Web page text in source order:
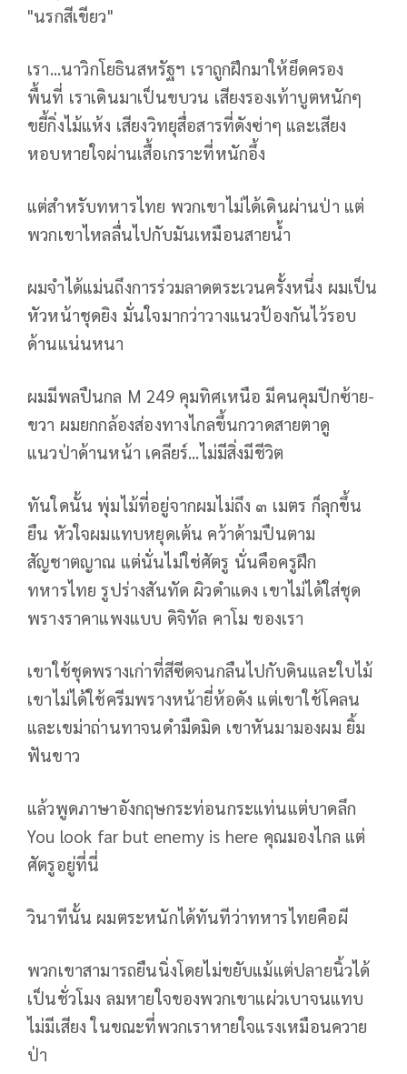
"นรกสีเขียว"
เรา...นาวิกโยธินสหรัฐฯ เราถูกฝึกมาให้ยึดครอง
พื้นที่ เราเดินมาเป็นขบวน เสียงรองเท้าบูตหนักๆ
ขยี้กิ่งไม้แห้ง เสียงวิทยุสื่อสารที่ดังซ่าๆ และเสียง
หอบหายใจผ่านเสื้อเกราะที่หนักอึ้ง
แต่สำหรับทหารไทย พวกเขาไม่ได้เดินผ่านป่า แต่
พวกเขาไหลลื่นไปกับมันเหมือนสายน้ำ
ผมจำได้แม่นถึงการร่วมลาดตระเวนครั้งหนึ่ง ผมเป็น
หัวหน้าชุดยิง มั่นใจมากว่าวางแนวป้องกันไว้รอบ
ด้านแน่นหนา
ผมมีพลปืนกล M 249 คุมทิศเหนือ มีคนคุมปีกซ้าย-
ขวา ผมยกกล้องส่องทางไกลขึ้นกวาดสายตาดู
แนวป่าด้านหน้า เคลียร์...ไม่มีสิ่งมีชีวิต
ทันใดนั้น พุ่มไม้ที่อยู่จากผมไม่ถึง ๓ เมตร ก็ลุกขึ้น
ยืน หัวใจผมแทบหยุดเต้น คว้าด้ามปืนตาม
สัญชาตญาณ แต่นั่นไม่ใช่ศัตรู นั่นคือครูฝึก
ทหารไทย รูปร่างสันทัด ผิวดำแดง เขาไม่ได้ใส่ชุด
พรางราคาแพงแบบ ดิจิทัล คาโม ของเรา
เขาใช้ชุดพรางเก่าที่สีซีดจนกลืนไปกับดินและใบไม้
เขาไม่ได้ใช้ครีมพรางหน้ายี่ห้อดัง แต่เขาใช้โคลน
และเขม่าถ่านทาจนดำมืดมิด เขาหันมามองผม ยิ้ม
ฟันขาว
แล้วพูดภาษาอังกฤษกระท่อนกระแท่นแต่บาดลึก
You look far but enemy is here คุณมองไกล แต่
ศัตรูอยู่ที่นี่
วินาทีนั้น ผมตระหนักได้ทันทีว่าทหารไทยคือผี
พวกเขาสามารถยืนนิ่งโดยไม่ขยับแม้แต่ปลายนิ้วได้
เป็นชั่วโมง ลมหายใจของพวกเขาแผ่วเบาจนแทบ
ไม่มีเสียง ในขณะที่พวกเราหายใจแรงเหมือนควาย
ป่า